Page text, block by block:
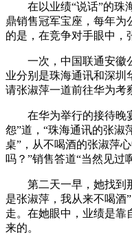
在以业绩“说话”的珠
鼎销售冠军宝座，每年为
的是，在竞争对手眼中，
一次，中国联通安徽
业分别是珠海通讯和深圳
请张淑萍一道前往华为考
在华为举行的接待晚
怨”道，“珠海通讯的张淑
桌”，从不喝酒的张淑萍
吗？”销售答道“当然见过
第二天一早，她找到那
是张淑萍，我从来不喝酒
走。在她眼中，业绩是靠
来的。